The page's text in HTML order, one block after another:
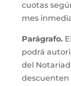
cuotas
mes
Parágrafo.
podrá
del
descuenten